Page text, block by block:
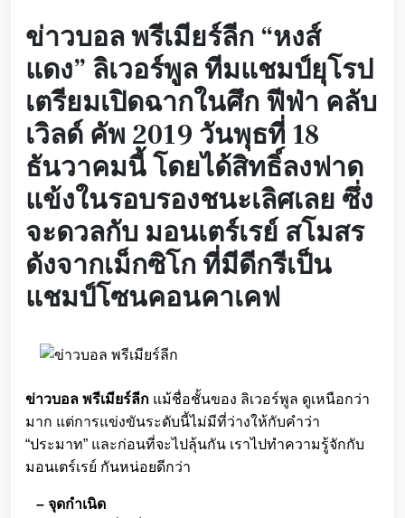
ข่าวบอล พรีเมียร์ลีก “หงส์
แดง” ลิเวอร์พูล ทีมแชมป์ยุโรป
เตรียมเปิดฉากในศึก ฟีฟ่า คลับ
เวิลด์ คัพ 2019 วันพุธที่ 18
ธันวาคมนี้ โดยได้สิทธิ์ลงฟาด
แข้งในรอบรองชนะเลิศเลย ซึ่ง
จะดวลกับ มอนเตร์เรย์ สโมสร
ดังจากเม็กซิโก ที่มีดีกรีเป็น
แชมป์โซนคอนคาเคฟ
ข่าวบอล พรีเมียร์ลีก แม้ชื่อชั้นของ ลิเวอร์พูล ดูเหนือกว่า
มาก แต่การแข่งขันระดับนี้ไม่มีที่ว่างให้กับคำว่า
“ประมาท” และก่อนที่จะไปลุ้นกัน เราไปทำความรู้จักกับ
มอนเตร์เรย์ กันหน่อยดีกว่า
– จุดกำเนิด